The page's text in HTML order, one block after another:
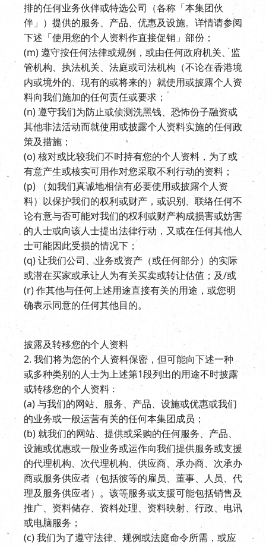
排的任何业务伙伴或特选公司（各称「本集团伙
伴」）提供的服务、产品、优惠及设施。详情请参阅
下述「使用您的个人资料作直接促销」部份；
(m) 遵守按任何法律或规例，或由任何政府机关、监
管机构、执法机关、法庭或司法机构（不论在香港境
内或境外的、现有的或将来的）就使用或披露个人资
料向我们施加的任何责任或要求；
(n) 遵守我们为防止或侦测洗黑钱、恐怖份子融资或
其他非法活动而就使用或披露个人资料实施的任何政
策及措施；
(o) 核对或比较我们不时持有您的个人资料，为了或
有意产生或核实可用作对您采取不利行动的资料；
(p) （如我们真诚地相信有必要使用或披露个人资
料）以保护我们的权利或财产，或识别、联络任何不
论有意与否可能对我们的权利或财产构成损害或妨害
的人士或向该人士提出法律行动，又或在任何其他人
士可能因此受损的情况下；
(q) 让我们公司、业务或资产（或任何部分）的实际
或潜在买家或承让人为有关买卖或转让估值；及/或
(r) 作其他与任何上述用途直接有关的用途，或您明
确表示同意的任何其他目的。
披露及转移您的个人资料
2. 我们将为您的个人资料保密，但可能向下述一种
或多种类别的人士为上述第1段列出的用途不时披露
或转移您的个人资料﹕
(a) 与我们的网站、服务、产品、设施或优惠或我们
的业务或一般运营有关的任何本集团成员；
(b) 就我们的网站、提供或采购的任何服务、产品、
设施或优惠或一般业务或运作向我们提供服务或支援
的代理机构、次代理机构、供应商、承办商、次承办
商或服务供应者（包括彼等的雇员、董事、人员、代
理及服务供应者）。该等服务或支援可能包括销售及
推广、资料储存、资料处理、资料映射、行政、电讯
或电脑服务；
(c) 我们为了遵守法律、规例或法庭命令所需，或应